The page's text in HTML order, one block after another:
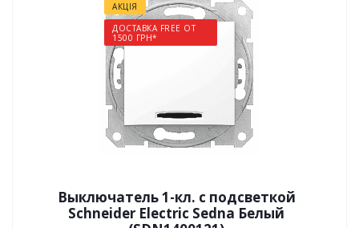
АКЦІЯ
ДОСТАВКА FREE ОТ
1500 ГРН*
Выключатель 1-кл. с подсветкой
Schneider Electric Sedna Белый